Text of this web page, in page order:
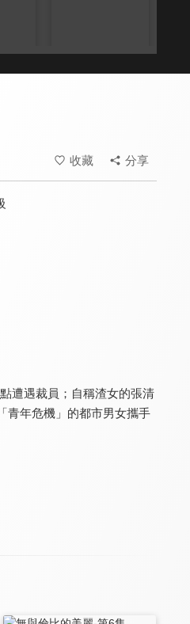
收藏 分享
遭遇裁員；自稱渣女的張清
青年危機」的都市男女攜手